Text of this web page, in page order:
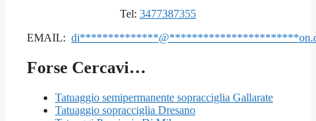
Tel: 3477387355
EMAIL: di**************@***********************
Forse Cercavi…
Tatuaggio semipermanente sopracciglia Gallarate
Tatuaggio sopracciglia Dresano